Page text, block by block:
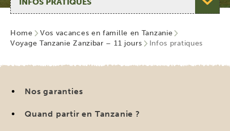
Home
Vos vacances en famille en Tanzanie
Voyage Tanzanie Zanzibar – 11 jours
Infos pratiques
Nos garanties
Quand partir en Tanzanie ?